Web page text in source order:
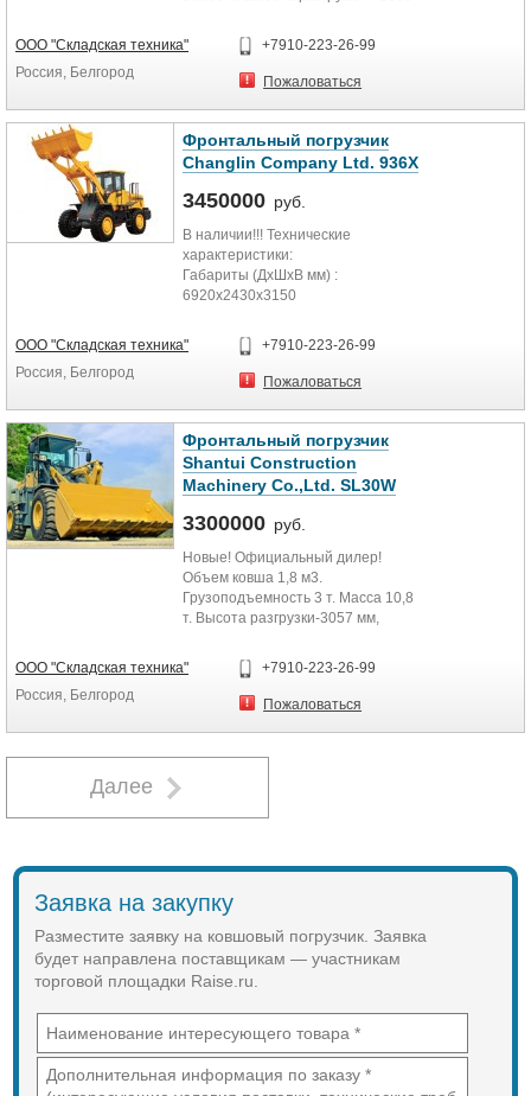
Гарантия: 12 месяцев или 1 600 м/
Осуществляем гарантийное и
x 3120. Двигатель Weichai Deutz
WP6G125. Система стабилизации
ковша! Гарантия 1 год/1000 м/ч.
Осуществляем гарантийное и
сервисное обслуживание!
ООО "Складская техника"
Россия, Белгород
+7910-223-26-99
Пожаловаться
Фронтальный погрузчик
Changlin Company Ltd. 936X
3450000 руб.
В наличии!!! Технические
характеристики:
Габариты (ДхШхВ мм) :
6920х2430х3150
Марка двигателя:Deutz (по
лицензии)
Мощность двигателя: 92 кВТ/126
Грузоподъемность:3 000 кг
Высота разгрузки: 2934 мм
Максимальная сила подъема
ковша:96 кН
Максимальное тяговое усилие:100
Полное время цикла 11,8 сек
Комплектация: Отопитель кабины,
кондиционер, управление на
джойстике.
ч.
Осуществляем гарантийное и
сервисное обслуживание!
ООО "Складская техника"
Россия, Белгород
+7910-223-26-99
Пожаловаться
Фронтальный погрузчик
Shantui Construction
Machinery Co.,Ltd. SL30W
3300000 руб.
Новые! Официальный дилер!
Объем ковша 1,8 м3.
Грузоподъемность 3 т. Масса 10,8
т. Высота разгрузки-3057 мм,
Габариты(ДхШхВ):
6918х2484х3193 мм. Двигатель
Deutz (по лицензии). Управление
ООО "Складская техника"
Россия, Белгород
+7910-223-26-99
Пожаловаться
Далее
Заявка на закупку
Разместите заявку на ковшовый погрузчик. Заявка
будет направлена поставщикам — участникам
торговой площадки Raise.ru.